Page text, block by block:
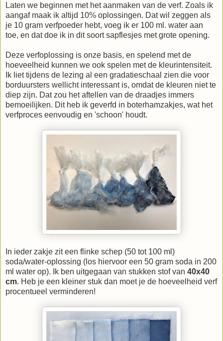
Laten we beginnen met het aanmaken van de verf. Zoals ik
aangaf maak ik altijd 10% oplossingen. Dat wil zeggen als
je 10 gram verfpoeder hebt, voeg ik er 100 ml. water aan
toe, en dat doe ik in dit soort sapflesjes met grote opening.
Deze verfoplossing is onze basis, en spelend met de
hoeveelheid kunnen we ook spelen met de kleurintensiteit.
Ik liet tijdens de lezing al een gradatieschaal zien die voor
borduursters wellicht interessant is, omdat de kleuren niet te
diep zijn. Dat zou het aftellen van de draadjes immers
bemoeilijken. Dit heb ik geverfd in boterhamzakjes, wat het
verfproces eenvoudig en 'schoon' houdt.
In ieder zakje zit een flinke schep (50 tot 100 ml)
soda/water-oplossing (los hiervoor een 50 gram soda in 200
ml water op). Ik ben uitgegaan van stukken stof van 40x40
cm. Heb je een kleiner stuk dan moet je de hoeveelheid verf
procentueel verminderen!